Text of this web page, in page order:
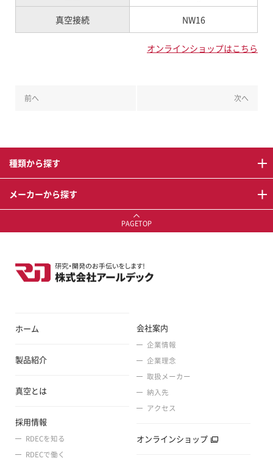
真空接続 NW16
オンラインショップはこちら
前へ 次へ
種類から探す
メーカーから探す
PAGETOP
ホーム 会社案内
企業情報
企業理念
取扱メーカー
納入先
アクセス
製品紹介
真空とは
採用情報
RDECを知る
RDECで働く
オンラインショップ